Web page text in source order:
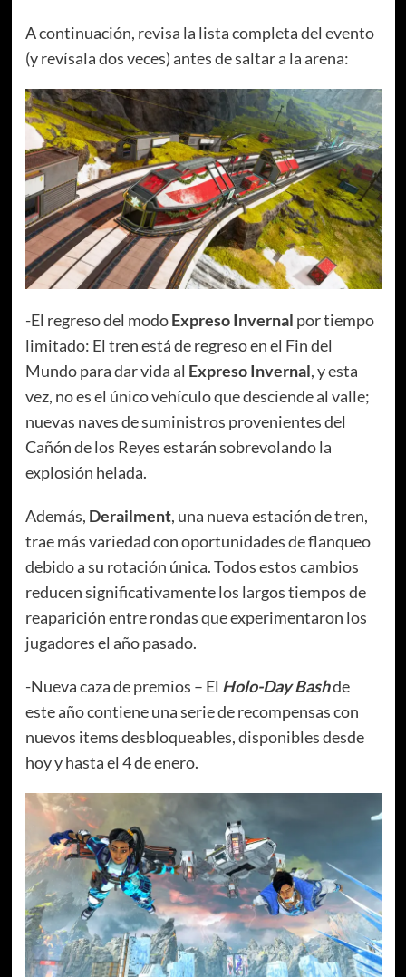
A continuación, revisa la lista completa del evento
(y revísala dos veces) antes de saltar a la arena:
-El regreso del modoExpreso Invernal por tiempo
limitado: El tren está de regreso en el Fin del
Mundo para dar vida al Expreso Invernal, y esta
vez, no es el único vehículo que desciende al valle;
nuevas naves de suministros provenientes del
Cañón de los Reyes estarán sobrevolando la
explosión helada.
Además, Derailment, una nueva estación de tren,
trae más variedad con oportunidades de flanqueo
debido a su rotación única. Todos estos cambios
reducen significativamente los largos tiempos de
reaparición entre rondas que experimentaron los
jugadores el año pasado.
-Nueva caza de premios – El Holo-Day Bashde
este año contiene una serie de recompensas con
nuevos items desbloqueables, disponibles desde
hoy y hasta el 4 de enero.